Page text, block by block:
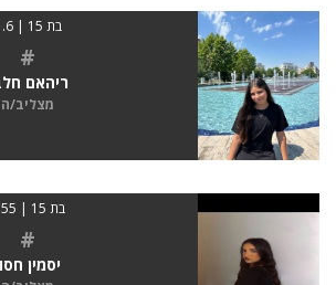
בת 15 | 1.6
#
ריהאם
מצליב/ה
בת 15 | 1.55
#
יסמין